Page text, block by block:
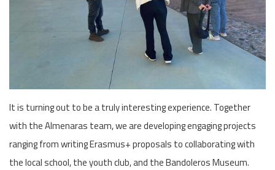
It is turning out to be a truly interesting experience. Together
with the Almenaras team, we are developing engaging projects
ranging from writing Erasmus+ proposals to collaborating with
the local school, the youth club, and the Bandoleros Museum.